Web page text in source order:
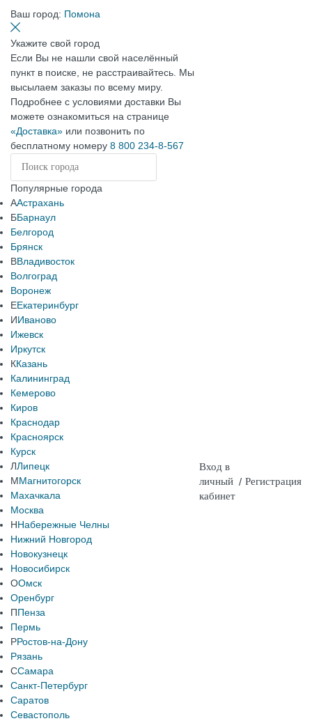
Ваш город: Помона
Укажите свой город
Если Вы не нашли свой населённый
пункт в поиске, не расстраивайтесь. Мы
высылаем заказы по всему миру.
Подробнее с условиями доставки Вы
можете ознакомиться на странице
«Доставка» или позвонить по
бесплатному номеру 8 800 234-8-567
Популярные города
ААстрахань
ББарнаул
Белгород
Брянск
ВВладивосток
Волгоград
Воронеж
ЕЕкатеринбург
ИИваново
Ижевск
Иркутск
ККазань
Калининград
Кемерово
Киров
Краснодар
Красноярск
Курск
ЛЛипецк
ММагнитогорск
Махачкала
Москва
ННабережные Челны
Нижний Новгород
Новокузнецк
Новосибирск
ООмск
Оренбург
ППенза
Пермь
РРостов-на-Дону
Рязань
ССамара
Санкт-Петербург
Саратов
Севастополь
Вход в
личный
кабинет
/ Регистрация